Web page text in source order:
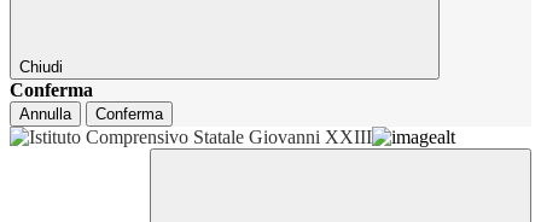
Chiudi
Conferma
Annulla Conferma